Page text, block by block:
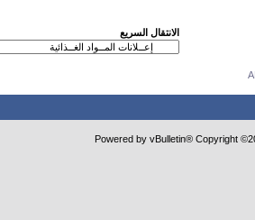
الانتقال السريع
Powered by vBulletin® Copyright